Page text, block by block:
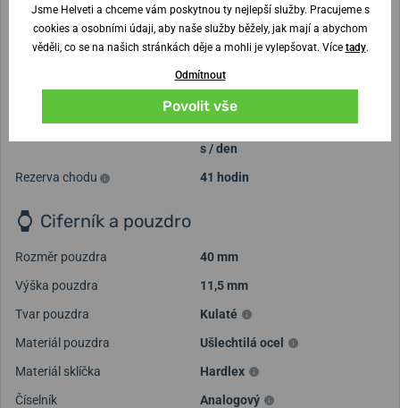
Pohon
Automatický
4R36
s / den
Rezerva chodu
41 hodin
Ciferník a pouzdro
Rozměr pouzdra
40 mm
Výška pouzdra
11,5 mm
Tvar pouzdra
Kulaté
Materiál pouzdra
Ušlechtilá ocel
Materiál sklíčka
Hardlex
Číselník
Analogový
Jsme Helveti a chceme vám poskytnou ty nejlepší služby. Pracujeme s
cookies a osobními údaji, aby naše služby běžely, jak mají a abychom
věděli, co se na našich stránkách děje a mohli je vylepšovat. Více tady.
Odmítnout
Povolit vše